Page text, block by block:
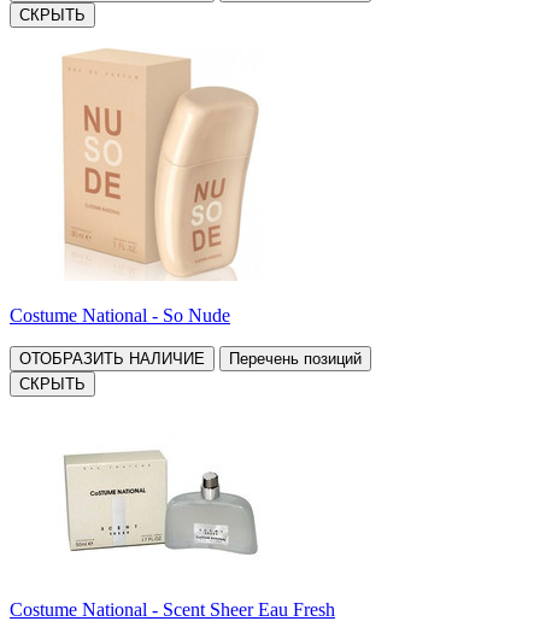
СКРЫТЬ
Costume National - So Nude
ОТОБРАЗИТЬ НАЛИЧИЕ
Перечень позиций
СКРЫТЬ
Costume National - Scent Sheer Eau Fresh